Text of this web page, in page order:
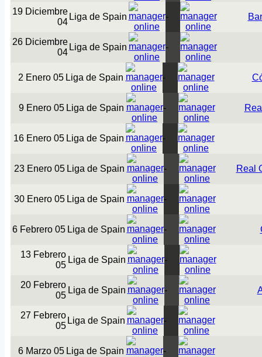
19 Diciembre
04
Liga de Spain -
26 Diciembre
04
Liga de Spain -
2 Enero 05 Liga de Spain -
9 Enero 05 Liga de Spain -
16 Enero 05 Liga de Spain -
23 Enero 05 Liga de Spain - Real
30 Enero 05 Liga de Spain -
6 Febrero 05 Liga de Spain -
13 Febrero
05
Liga de Spain -
20 Febrero
05
Liga de Spain -
27 Febrero
05
Liga de Spain -
6 Marzo 05 Liga de Spain -